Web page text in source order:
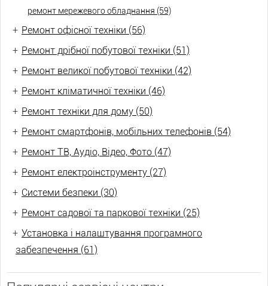
ремонт мережевого обладнання (59)
+ Ремонт офісної техніки (56)
+ Ремонт дрібної побутової техніки (51)
+ Ремонт великої побутової техніки (42)
+ Ремонт кліматичної техніки (46)
+ Ремонт техніки для дому (50)
+ Ремонт смартфонів, мобільних телефонів (54)
+ Ремонт ТВ, Аудіо, Відео, Фото (47)
+ Ремонт електроінструменту (27)
+ Системи безпеки (30)
+ Ремонт садової та паркової техніки (25)
+ Установка і налаштування програмного
забезпечення (61)